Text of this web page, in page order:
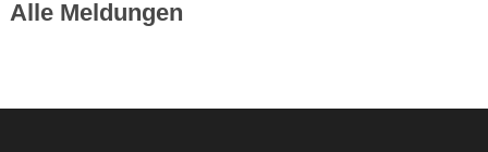
Alle Meldungen